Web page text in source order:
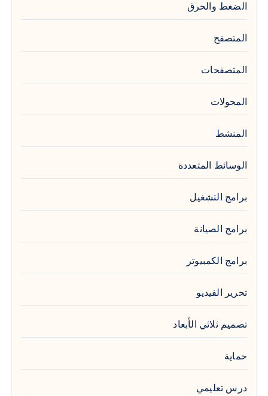
الضغط والحرق
المتصفح
المتصفحات
المحولات
المنشط
الوسائط المتعددة
برامج التشغيل
برامج الصيانة
برامج الكمبيوتر
تحرير الفيديو
تصميم ثلاثي الأبعاد
حماية
درس تعليمي